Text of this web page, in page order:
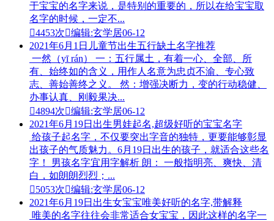
于宝宝的名字来说，是特别的重要的，所以在给宝宝取
名字的时候，一定不...
4453次编辑:玄学居06-12
2021年6月1日儿童节出生五行缺土名字推荐
一然（yī rán） 一：五行属土，有着一心、全部、所
有、始终如的含义，用作人名意为忠贞不渝、专心致
志、善始善终之义。 然：增强决断力，变的行动稳健、
办事认真、刚毅果决...
4894次编辑:玄学居06-12
2021年6月19日出生男娃起名,超级好听的宝宝名字
给孩子起名字，不仅要突出字音的独特，更要能够彰显
出孩子的气质魅力。6月19日出生的孩子，就适合这些名
字！ 男孩名字宜用字解析 朗： 一般指明亮、爽快、清
白，如朗朗烈烈；...
5053次编辑:玄学居06-12
2021年6月19日出生女宝宝唯美好听的名字,带解释
唯美的名字往往会非常适合女宝宝，因此这样的名字一